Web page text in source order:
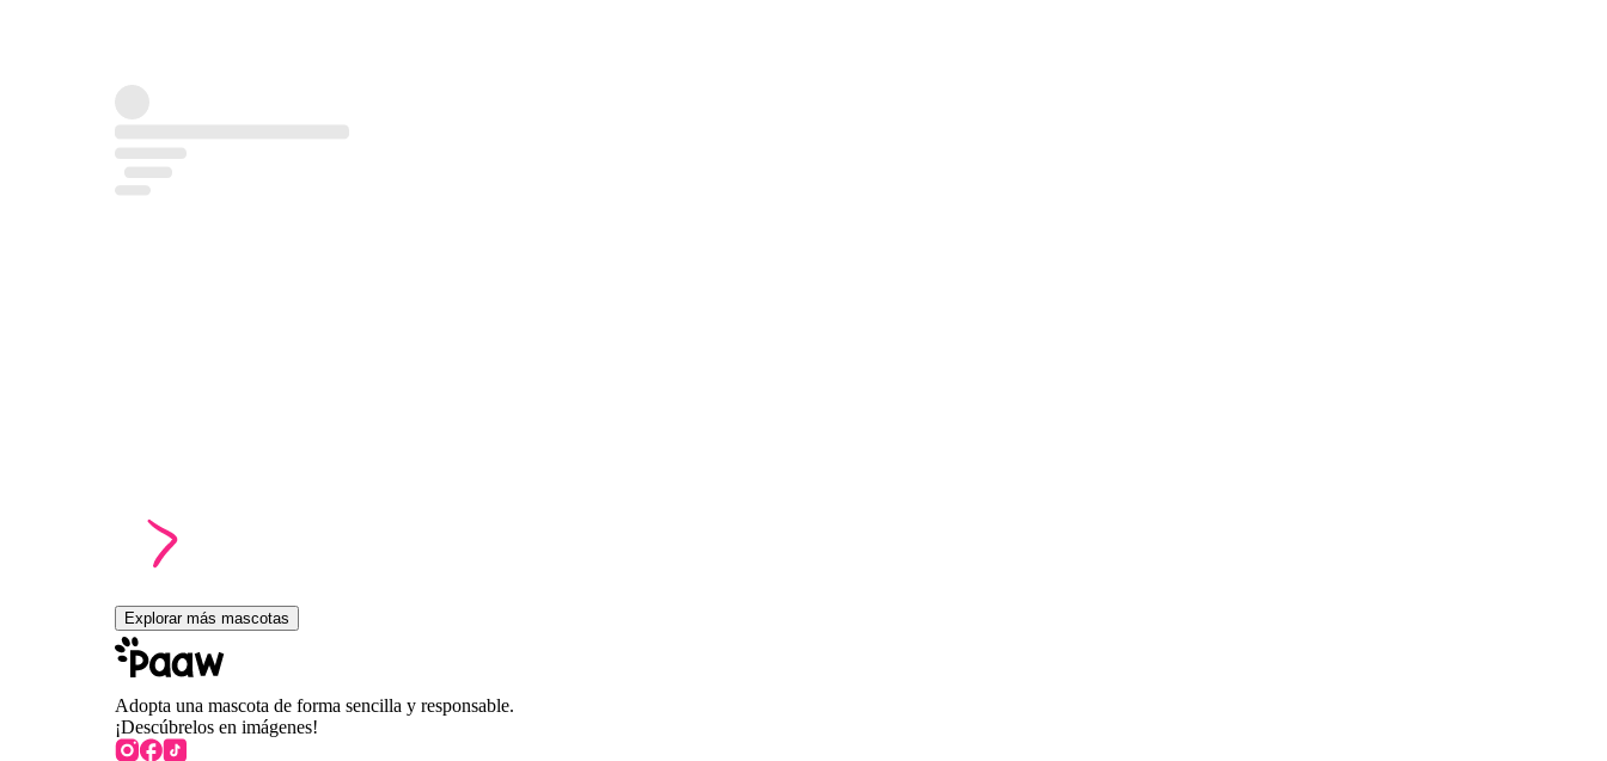
Explorar más mascotas
Adopta una mascota de forma sencilla y responsable.
¡Descúbrelos en imágenes!